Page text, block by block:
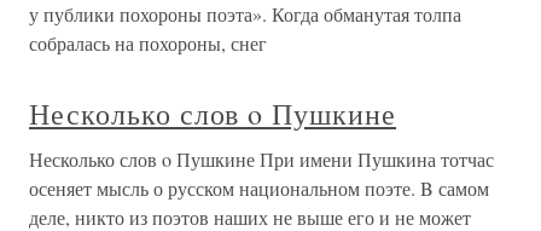
у публики похороны поэта». Когда обманутая толпа
собралась на похороны, снег
Несколько слов o Пушкине
Несколько слов o Пушкине При имени Пушкина тотчас
осеняет мысль о русском национальном поэте. B самом
деле, никто из поэтов наших не выше его и не может